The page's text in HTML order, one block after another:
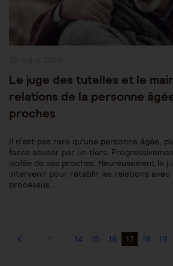
Le juge des tutelles et le
relations de la personne
proches
Il n’est pas rare qu’une personne âgée,
fasse abuser par un tiers.
isolée de ses proches. Heureusement le
intervenir pour rétablir les relations
processus…
1 … 14 15 16 17 18 19